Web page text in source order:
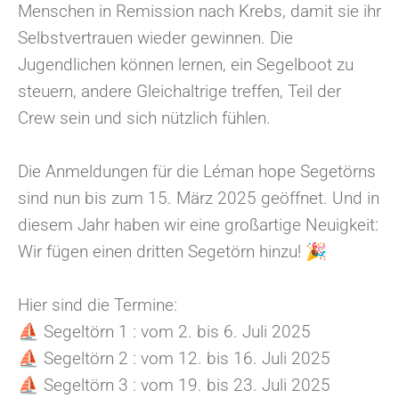
Menschen in Remission nach Krebs, damit sie ihr
Selbstvertrauen wieder gewinnen. Die
Jugendlichen können lernen, ein Segelboot zu
steuern, andere Gleichaltrige treffen, Teil der
Crew sein und sich nützlich fühlen.
Die Anmeldungen für die Léman hope Segetörns
sind nun bis zum 15. März 2025 geöffnet. Und in
diesem Jahr haben wir eine großartige Neuigkeit:
Wir fügen einen dritten Segetörn hinzu! 🎉
Hier sind die Termine:
⛵ Segeltörn 1 : vom 2. bis 6. Juli 2025
⛵ Segeltörn 2 : vom 12. bis 16. Juli 2025
⛵ Segeltörn 3 : vom 19. bis 23. Juli 2025